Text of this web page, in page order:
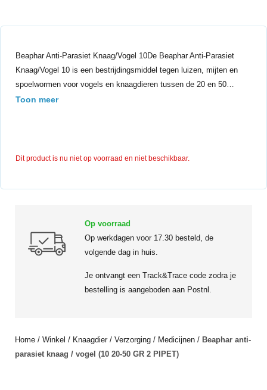
Beaphar Anti-Parasiet Knaag/Vogel 10De Beaphar Anti-Parasiet
Knaag/Vogel 10 is een bestrijdingsmiddel tegen luizen, mijten en
spoelwormen voor vogels en knaagdieren tussen de 20 en 50…
Toon meer
Dit product is nu niet op voorraad en niet beschikbaar.
Op voorraad
Op werkdagen voor 17.30 besteld, de
volgende dag in huis.
Je ontvangt een Track&Trace code zodra je
bestelling is aangeboden aan Postnl.
Home / Winkel / Knaagdier/ Verzorging / Medicijnen / Beaphar anti-
parasiet knaag / vogel (10 20-50 GR 2 PIPET)